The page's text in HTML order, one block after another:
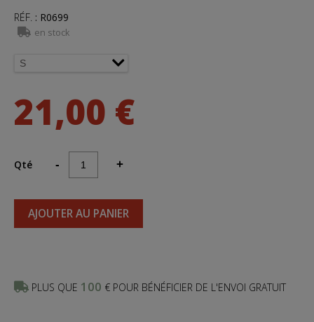
RÉF. : R0699
en stock
21,00 €
Qté - +
AJOUTER AU PANIER
PLUS QUE 100 € POUR BÉNÉFICIER DE L'ENVOI GRATUIT